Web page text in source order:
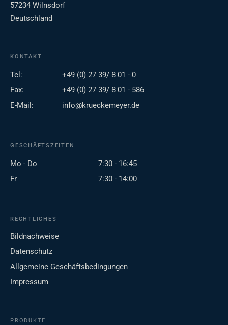
57234 Wilnsdorf
Deutschland
KONTAKT
Tel:
+49 (0) 27 39/ 8 01 - 0
Fax:
+49 (0) 27 39/ 8 01 - 586
E-Mail:
info@krueckemeyer.de
GESCHÄFTSZEITEN
Mo - Do
7:30 - 16:45
Fr
7:30 - 14:00
RECHTLICHES
Bildnachweise
Datenschutz
Allgemeine Geschäftsbedingungen
Impressum
PRODUKTE